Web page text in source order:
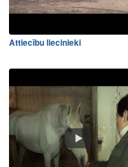
Attiecību liecinieki